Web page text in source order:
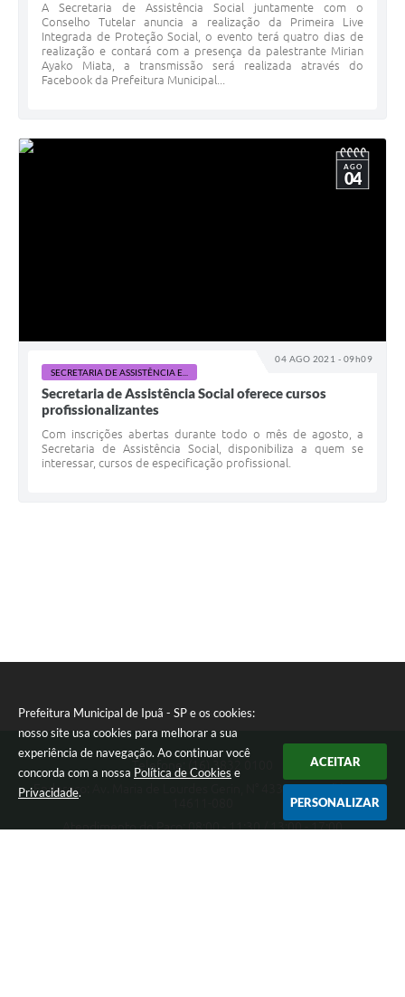
Prefeitura Municipal de Ipuã - SP e os cookies:
nosso site usa cookies para melhorar a sua
experiência de navegação. Ao continuar você
concorda com a nossa Política de Cookies e
Privacidade.
ACEITAR
PERSONALIZAR
A Secretaria de Assistência Social juntamente com o
Conselho Tutelar anuncia a realização da Primeira Live
Integrada de Proteção Social, o evento terá quatro dias de
realização e contará com a presença da palestrante Mirian
Ayako Miata, a transmissão será realizada através do
Facebook da Prefeitura Municipal...
04 AGO 2021 - 09h09
AGO
04
SECRETARIA DE ASSISTÊNCIA E...
Secretaria de Assistência Social oferece cursos
profissionalizantes
Com inscrições abertas durante todo o mês de agosto, a
Secretaria de Assistência Social, disponibiliza a quem se
interessar, cursos de especificação profissional.
Telefone: (16) 3832 0100
Endereço: Av. Maria de Lourdes Gerin, N° 433 - Pampuã | CEP:
Atendimento do Paço: 08:00 - 11:30 / 13:00 - 17:00